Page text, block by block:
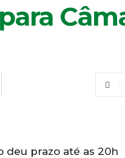
deu prazo até as 20h